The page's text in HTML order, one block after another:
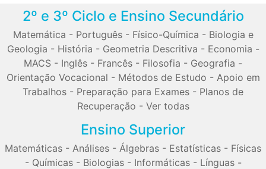
2º e 3º Ciclo e Ensino Secundário
Matemática - Português- Físico-Química - Biologia e
Geologia - História - Geometria Descritiva - Economia -
MACS - Inglês - Francês - Filosofia - Geografia -
Orientação Vocacional - Métodos de Estudo - Apoio em
Trabalhos - Preparação para Exames - Planos de
Recuperação - Ver todas
Ensino Superior
Matemáticas - Análises - Álgebras - Estatísticas - Físicas
- Químicas- Biologias- Informáticas- Línguas-